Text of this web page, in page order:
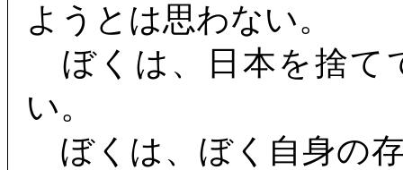
ようとは思わない。
ぼくは、日本を捨て
い。
ぼくは、ぼく自身の